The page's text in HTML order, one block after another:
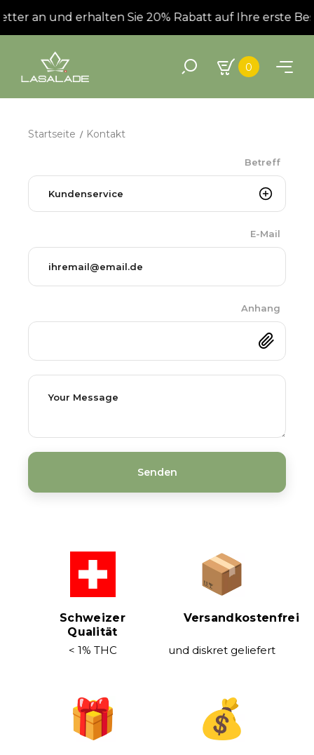
an und erhalten Sie 20% Rabatt auf Ihre erste
0
Startseite Kontakt
Betreff
E-Mail
Anhang
Schweizer
Qualität
< 1% THC
Versandkostenfrei
und diskret geliefert